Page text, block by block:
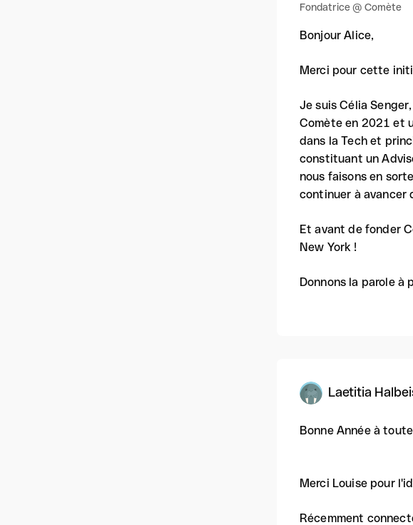
Fondatrice @ Comète
Bonjour Alice,
Merci pour cette
Je suis Célia
Comète en 2021 et
dans la Tech et
constituant un
nous faisons en
continuer à avancer
Et avant de fonder
New York !
Donnons la parole à
Laetitia
Bonne Année à
Merci Louise pour
Récemment